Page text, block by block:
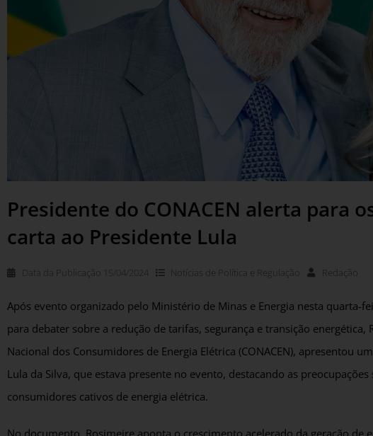
Presidente do CONACEN alerta para
carta ao Presidente Lula
Data da Publicação 15/04/2024 Notícias de Política e Regulação Redação
Após evento organizado pelo Ministério de Minas e Energia nesta quarta-
para debater sobre a redução de tarifas, segurança e transição energética,
Nacional dos Consumidores de Energia Elétrica (CONACEN), apresentou
Lula da Silva, que estava presente no evento, destacando as
consumidores cativos de energia elétrica.